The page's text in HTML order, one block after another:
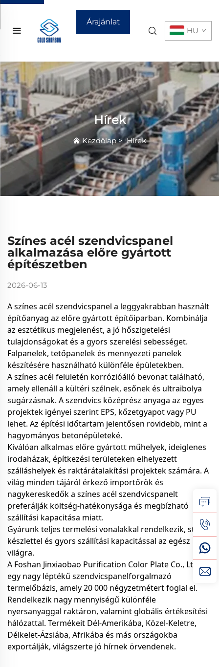
Árajánlat
HU
Hírek
Kezdőlap>Hírek
Színes acél szendvicspanel
alkalmazása előre gyártott
építészetben
2026-06-13
A színes acél szendvicspanel a leggyakrabban használt
építőanyag az előre gyártott építőiparban. Kombinálja
az esztétikus megjelenést, a jó hőszigetelési
tulajdonságokat és a gyors szerelési sebességet.
Falpanelek, tetőpanelek és mennyezeti panelek
készítésére használható különféle épületekben.
A színes acél felületén korrózióálló bevonat található,
amely ellenáll a kültéri szélnek, esőnek és ultraibolya
sugárzásnak. A szendvics középrész anyaga az egyes
projektek igényei szerint EPS, kőzetgyapot vagy PU
lehet. Az építési időtartam jelentősen rövidebb, mint a
hagyományos betonépületeké.
Kiválóan alkalmas előre gyártott műhelyek, ideiglenes
irodaházak, építkezési területeken elhelyezett
szálláshelyek és raktárátalakítási projektek számára. A
világ minden tájáról érkező importőrök és
nagykereskedők a színes acél szendvicspanelt
preferálják költség-hatékonysága és megbízható
szállítási kapacitása miatt.
Gyárunk teljes termelési vonalakkal rendelkezik, stabil
készlettel és gyors szállítási kapacitással az egész
világra.
A Foshan Jinxiaobao Purification Color Plate Co., Ltd.
egy nagy léptékű szendvicspanelforgalmazó
termelőbázis, amely 20 000 négyzetmétert foglal el.
Rendelkezik nagy mennyiségű különféle
nyersanyaggal raktáron, valamint globális értékesítési
hálózattal. Termékeit Dél-Amerikába, Közel-Keletre,
Délkelet-Ázsiába, Afrikába és más országokba
exportálják, világszerte jó hírnek örvendenek.